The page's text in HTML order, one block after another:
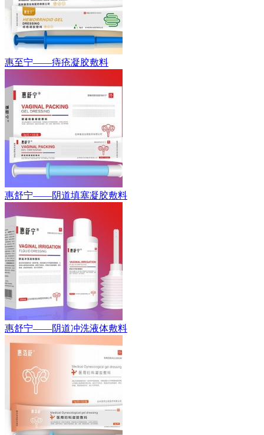
惠至宁——痔疮凝胶敷料
惠舒宁——阴道填塞凝胶敷料
惠舒宁——阴道冲洗液体敷料